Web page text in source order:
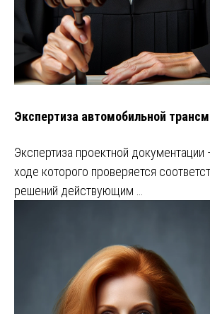
Экспертиза автомобильной
Экспертиза проектной документации
ходе которого проверяется
решений действующим …